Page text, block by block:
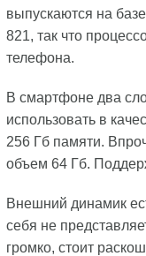
выпускаются на
821, так что
телефона.
В смартфоне два
использовать в
256 Гб памяти.
объем 64 Гб.
Внешний динамик
себя не
громко, стоит